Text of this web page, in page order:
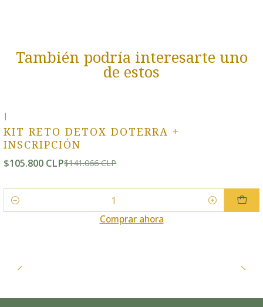
También podría interesarte uno
de estos
|
KIT RETO DETOX DOTERRA +
INSCRIPCIÓN
$105.800 CLP$141.066 CLP
Cantidad
Comprar ahora